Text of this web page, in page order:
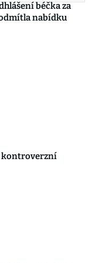
béčka za
nabídku
kontroverzní